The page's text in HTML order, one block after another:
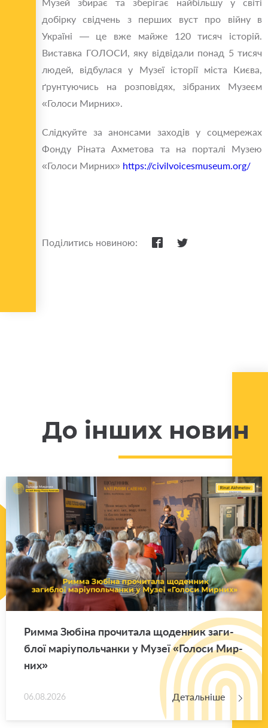
Музей збирає та зберігає найбільшу у світі
добірку свідчень з перших вуст про війну в
Україні — це вже майже 120 тисяч історій.
Виставка ГОЛОСИ, яку відвідали понад 5 тисяч
людей, відбулася у Музеї історії міста Києва,
ґрунтуючись на розповідях, зібраних Музеєм
«Голоси Мирних».
Слідкуйте за анонсами заходів у соцмережах
Фонду Ріната Ахметова та на порталі Музею
«Голоси Мирних» https://civilvoicesmuseum.org/
Поділитись новиною:
До інших новин
Римма Зю­бі­на про­чи­та­ла що­ден­ник за­ги­
блої ма­рі­у­поль­чан­ки у Музеї «Го­ло­си Мир­
них»
06.08.2026 Детальніше